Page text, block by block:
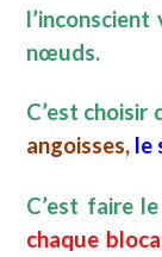
nœuds.
C’est choisir
angoisses, le
C’est faire
chaque